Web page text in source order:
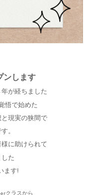
ンします
が経ちました
悟で始めた
現実の狭間で
。
に助けられて
した
ます!
クラスから